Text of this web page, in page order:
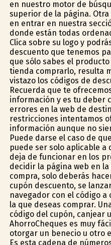
en nuestro motor de
superior de la página.
en entrar en nuestra
donde están todas
Clica sobre su logo y
descuento que tenemos
que sólo sabes el
tienda comprarlo, resulta
vistazo los códigos de
Recuerda que te
información y es tu deber
errores en la web de
restricciones intentamos
información aunque no
Puede darse el caso de
puede ser solo aplicable
deja de funcionar en los
decidir la página web en
compra, solo deberás
cupón descuento, se
navegador con el código
la que deseas comprar.
código del cupón, canjear
AhorroCheques es muy
otorgar un beneficio u otro
Es esta cadena de